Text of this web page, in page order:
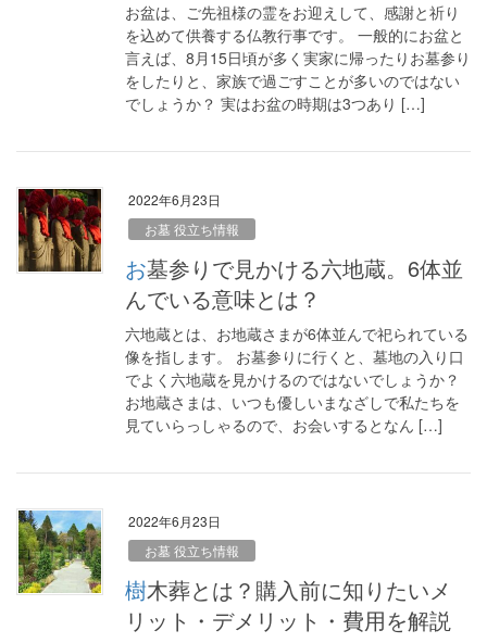
お盆は、ご先祖様の霊をお迎えして、感謝と祈り
を込めて供養する仏教行事です。 一般的にお盆と
言えば、8月15日頃が多く実家に帰ったりお墓参り
をしたりと、家族で過ごすことが多いのではない
でしょうか？ 実はお盆の時期は3つあり […]
2022年6月23日
お墓 役立ち情報
お墓参りで見かける六地蔵。6体並
んでいる意味とは？
六地蔵とは、お地蔵さまが6体並んで祀られている
像を指します。 お墓参りに行くと、墓地の入り口
でよく六地蔵を見かけるのではないでしょうか？
お地蔵さまは、いつも優しいまなざしで私たちを
見ていらっしゃるので、お会いするとなん […]
2022年6月23日
お墓 役立ち情報
樹木葬とは？購入前に知りたいメ
リット・デメリット・費用を解説